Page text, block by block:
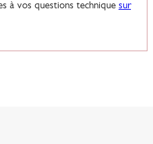
à vos questions technique sur